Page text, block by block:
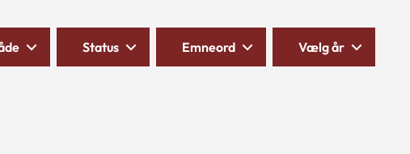
Status Emneord Vælg år